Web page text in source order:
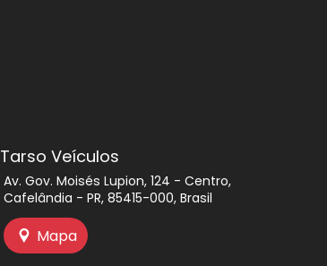
Tarso Veículos
Av. Gov. Moisés Lupion, 124 - Centro,
Cafelândia - PR, 85415-000, Brasil
Mapa